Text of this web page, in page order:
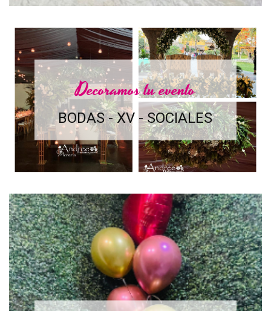
Decoramos tu evento
BODAS - XV - SOCIALES